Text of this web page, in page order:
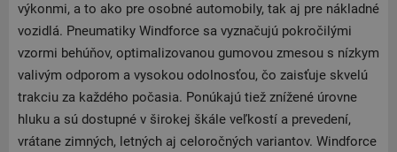
výkonmi, a to ako pre osobné automobily, tak aj pre nákladné
vozidlá. Pneumatiky Windforce sa vyznačujú pokročilými
vzormi behúňov, optimalizovanou gumovou zmesou s nízkym
valivým odporom a vysokou odolnosťou, čo zaisťuje skvelú
trakciu za každého počasia. Ponúkajú tiež znížené úrovne
hluku a sú dostupné v širokej škále veľkostí a prevedení,
vrátane zimných, letných aj celoročných variantov. Windforce